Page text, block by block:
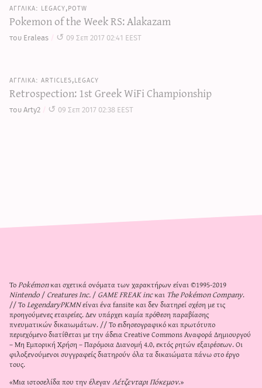
legacy,potw
Pokemon of the Week RS: Alakazam
του Eraleas 09 Σεπ 2017 02:41 EEST
articles,legacy
Retrospection: 1st Greek WiFi Championship
του Arty2 09 Σεπ 2017 02:38 EEST
ΤοPokémonκαι σχετικά ονόματα των χαρακτήρων είναι ©1995-2019
Nintendo/Creatures Inc./GAME FREAK incκαι The Pokémon Company.
// ΤοLegendaryPKMNείναι ένα fansite και δεν διατηρεί σχέση με τις
προηγούμενες εταιρείες. Δεν υπάρχει καμία πρόθεση παραβίασης
πνευματικών δικαιωμάτων. // Το ειδησεογραφικό και πρωτότυπο
περιεχόμενο διατίθεται με την άδειαCreative Commons Αναφορά Δημιουργού
– Μη Εμπορική Χρήση – Παρόμοια Διανομή 4.0, εκτός ρητών εξαιρέσεων. Οι
φιλοξενούμενοι συγγραφείς διατηρούν όλα τα δικαιώματα πάνω στο έργο
τους.
«Μια ιστοσελίδα που την έλεγανΛέτζενταρι Πόκεμον.»